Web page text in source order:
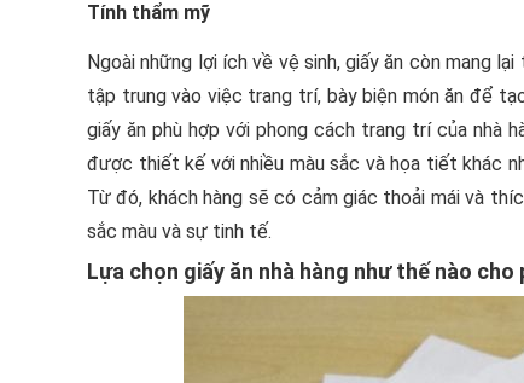
Tính thẩm mỹ
Ngoài những lợi ích về vệ sinh, giấy ăn còn mang
tập trung vào việc trang trí, bày biện món ăn để
giấy ăn phù hợp với phong cách trang trí của nhà
được thiết kế với nhiều màu sắc và họa tiết khác
Từ đó, khách hàng sẽ có cảm giác thoải mái và
sắc màu và sự tinh tế.
Lựa chọn giấy ăn nhà hàng như thế nào cho